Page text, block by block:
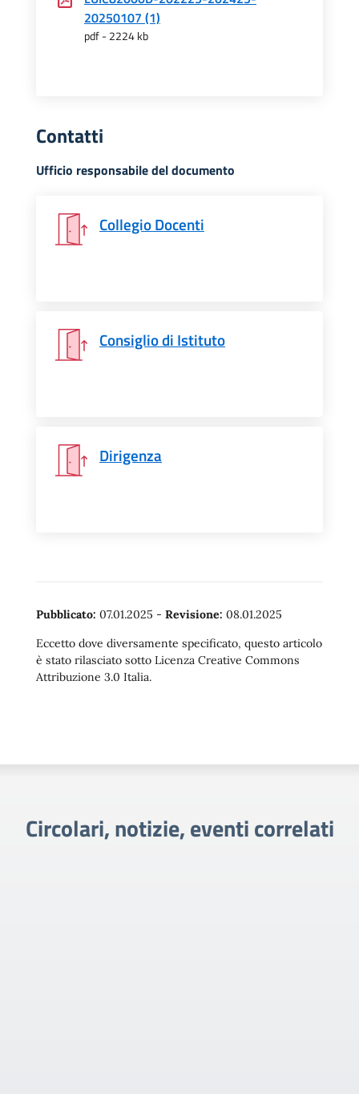
20250107 (1)
pdf - 2224 kb
Contatti
Ufficio responsabile del documento
Collegio Docenti
Consiglio di Istituto
Dirigenza
Pubblicato: 07.01.2025 - Revisione: 08.01.2025
Eccetto dove diversamente specificato, questo articolo
è stato rilasciato sotto Licenza Creative Commons
Attribuzione 3.0 Italia.
Circolari, notizie, eventi correlati